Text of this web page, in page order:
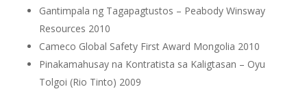
Gantimpala ng Tagapagtustos – Peabody Winsway
Resources 2010
Cameco Global Safety First Award Mongolia 2010
Pinakamahusay na Kontratista sa Kaligtasan – Oyu
Tolgoi (Rio Tinto) 2009